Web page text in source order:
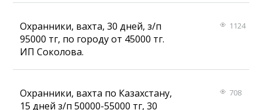
Охранники, вахта, 30 дней, з/п
95000 тг, по городу от 45000 тг.
ИП Соколова.
1124
Охранники, вахта по Казахстану,
15 дней з/п 50000-55000 тг, 30
708